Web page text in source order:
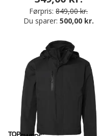
Førpris: 849,00 kr.
Du sparer: 500,00 kr.